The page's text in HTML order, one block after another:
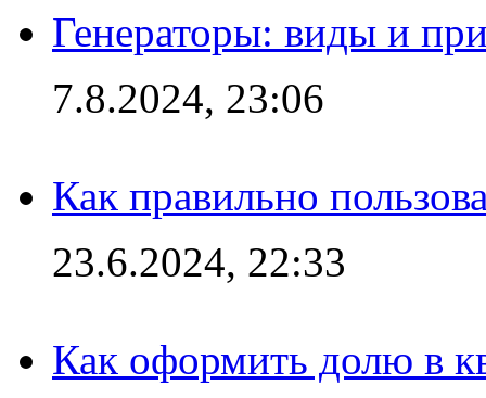
Генераторы: виды и
7.8.2024, 23:06
Как правильно
23.6.2024, 22:33
Как оформить долю в